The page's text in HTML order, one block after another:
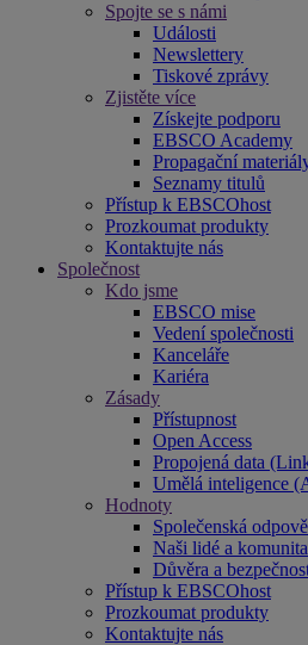
Spojte se s námi
Události
Newslettery
Tiskové zprávy
Zjistěte více
Získejte podporu
EBSCO Academy
Propagační
Seznamy titulů
Přístup k EBSCOhost
Prozkoumat produkty
Kontaktujte nás
Společnost
Kdo jsme
EBSCO mise
Vedení společnosti
Kanceláře
Kariéra
Zásady
Přístupnost
Open Access
Propojená data
Umělá inteligence
Hodnoty
Společenská
Naši lidé a komunita
Důvěra a
Přístup k EBSCOhost
Prozkoumat produkty
Kontaktujte nás